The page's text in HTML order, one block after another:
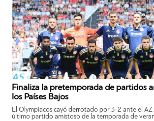
Finaliza la pretemporada de partidos
los Países Bajos
El Olympiacos cayó derrotado por 3-2 ante el AZ
último partido amistoso de la temporada de